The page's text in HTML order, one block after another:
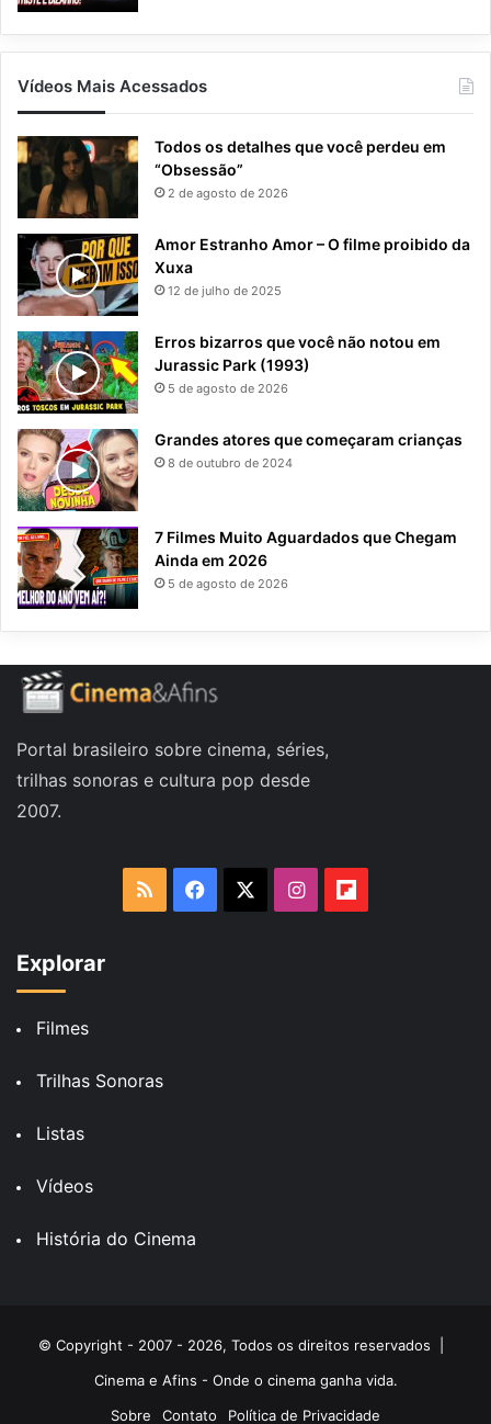
Vídeos Mais Acessados
Todos os detalhes que você perdeu em
“Obsessão”
2 de agosto de 2026
Amor Estranho Amor – O filme proibido da
Xuxa
12 de julho de 2025
Erros bizarros que você não notou em
Jurassic Park (1993)
5 de agosto de 2026
Grandes atores que começaram crianças
8 de outubro de 2024
7 Filmes Muito Aguardados que Chegam
Ainda em 2026
5 de agosto de 2026
Portal brasileiro sobre cinema, séries,
trilhas sonoras e cultura pop desde
2007.
RSS Facebook Instagram
Explorar
Filmes
Trilhas Sonoras
Listas
Vídeos
História do Cinema
© Copyright - 2007 - 2026, Todos os direitos reservados |
Cinema e Afins - Onde o cinema ganha vida.
Sobre
Contato Política de Privacidade